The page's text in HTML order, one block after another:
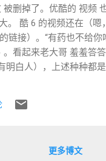
被删掉了。优酷的 视频
。 酷 6 的视频还在（嗯
链接）。“有药也不给你
。看起来老大哥 羞羞答
明白人），上述种种都
更多博文